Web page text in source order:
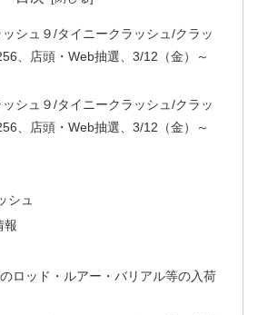
シュ９/タイニークラッシュ/クラッ
、店頭・Web抽選、3/12（金）～
シュ９/タイニークラッシュ/クラッ
、店頭・Web抽選、3/12（金）～
シュ
報
ロッド・ルアー・バリアル等の入荷